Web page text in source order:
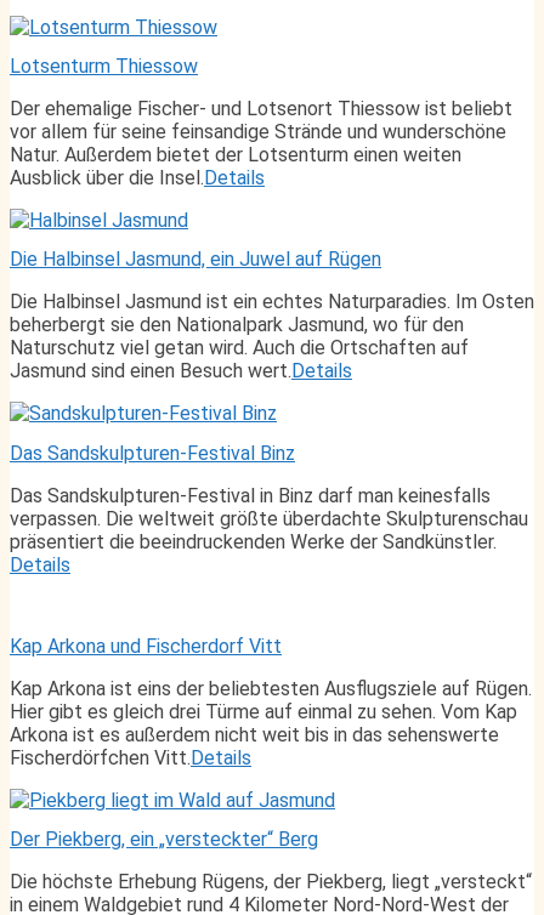
Lotsenturm Thiessow
Der ehemalige Fischer- und Lotsenort Thiessow ist beliebt
vor allem für seine feinsandige Strände und wunderschöne
Natur. Außerdem bietet der Lotsenturm einen weiten
Ausblick über die Insel.Details
Die Halbinsel Jasmund, ein Juwel auf Rügen
Die Halbinsel Jasmund ist ein echtes Naturparadies. Im Osten
beherbergt sie den Nationalpark Jasmund, wo für den
Naturschutz viel getan wird. Auch die Ortschaften auf
Jasmund sind einen Besuch wert. Details
Das Sandskulpturen-Festival Binz
Das Sandskulpturen-Festival in Binz darf man keinesfalls
verpassen. Die weltweit größte überdachte Skulpturenschau
präsentiert die beeindruckenden Werke der Sandkünstler.
Details
Kap Arkona und Fischerdorf Vitt
Kap Arkona ist eins der beliebtesten Ausflugsziele auf Rügen.
Hier gibt es gleich drei Türme auf einmal zu sehen. Vom Kap
Arkona ist es außerdem nicht weit bis in das sehenswerte
Fischerdörfchen Vitt.Details
Der Piekberg, ein „versteckter“ Berg
Die höchste Erhebung Rügens, der Piekberg, liegt „versteckt“
in einem Waldgebiet rund 4 Kilometer Nord-Nord-West der